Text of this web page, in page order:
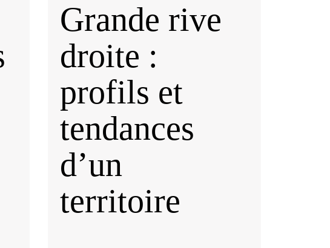
Grande rive
droite :
profils et
tendances
d’un
territoire